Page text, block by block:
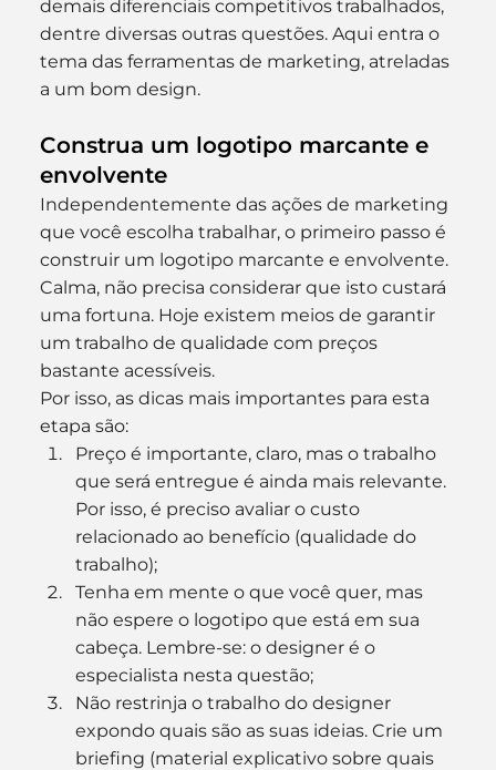
demais diferenciais competitivos trabalhados,
dentre diversas outras questões. Aqui entra o
tema das ferramentas de marketing, atreladas
a um bom design.
Construa um logotipo marcante e
envolvente
Independentemente das ações de marketing
que você escolha trabalhar, o primeiro passo é
construir um logotipo marcante e envolvente.
Calma, não precisa considerar que isto custará
uma fortuna. Hoje existem meios de garantir
um trabalho de qualidade com preços
bastante acessíveis.
Por isso, as dicas mais importantes para esta
etapa são:
Preço é importante, claro, mas o trabalho
que será entregue é ainda mais relevante.
Por isso, é preciso avaliar o custo
relacionado ao benefício (qualidade do
trabalho);
Tenha em mente o que você quer, mas
não espere o logotipo que está em sua
cabeça. Lembre-se: o designer é o
especialista nesta questão;
Não restrinja o trabalho do designer
expondo quais são as suas ideias. Crie um
briefing (material explicativo sobre quais